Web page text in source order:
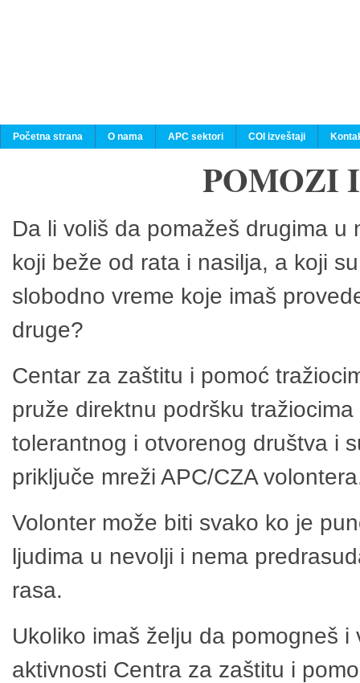
Početna strana O nama APC sektori COI izveštaji
POMOZI
Da li voliš da pomažeš drugima
koji beže od rata i nasilja, a koji
slobodno vreme koje imaš
druge?
Centar za zaštitu i pomoć
pruže direktnu podršku
tolerantnog i otvorenog društva i
priključe mreži APC/CZA
Volonter može biti svako ko je
ljudima u nevolji i nema
rasa.
Ukoliko imaš želju da pomogneš
aktivnosti Centra za zaštitu i